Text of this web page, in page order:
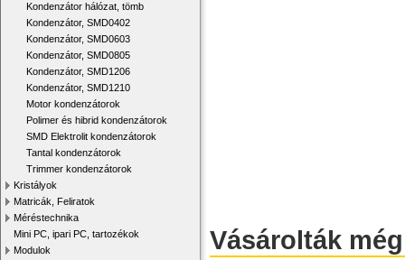
Kondenzátor hálózat, tömb
Kondenzátor, SMD0402
Kondenzátor, SMD0603
Kondenzátor, SMD0805
Kondenzátor, SMD1206
Kondenzátor, SMD1210
Motor kondenzátorok
Polimer és hibrid kondenzátorok
SMD Elektrolit kondenzátorok
Tantal kondenzátorok
Trimmer kondenzátorok
Kristályok
Matricák, Feliratok
Méréstechnika
Mini PC, ipari PC, tartozékok
Modulok
Vásárolták még